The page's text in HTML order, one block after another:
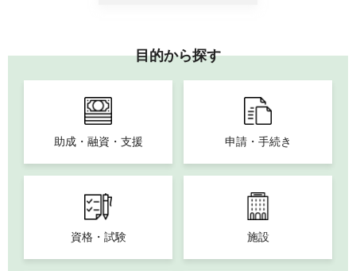
目的から探す
助成・融資・支援 申請・手続き
資格・試験 施設